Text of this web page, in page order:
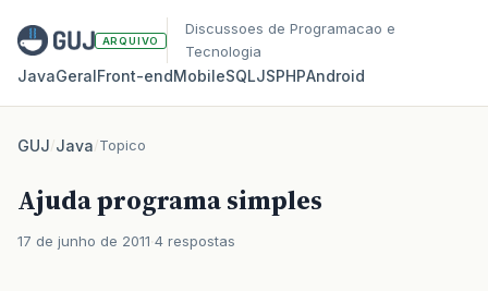
ARQUIVO
Discussoes de Programacao e
Tecnologia
JavaGeralFront‑endMobileSQLJSPHPAndroid
GUJ/Java/Topico
Ajuda programa simples
17 de junho de 2011 4 respostas